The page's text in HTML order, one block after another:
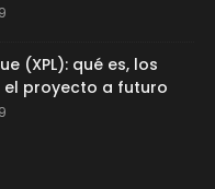
(XPL): qué es, los
el proyecto a futuro